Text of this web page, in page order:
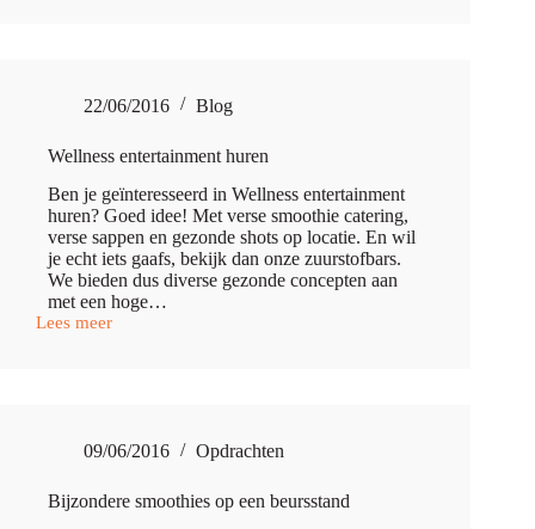
22/06/2016 Blog
Wellness entertainment huren
Ben je geïnteresseerd in Wellness entertainment
huren? Goed idee! Met verse smoothie catering,
verse sappen en gezonde shots op locatie. En wil
je echt iets gaafs, bekijk dan onze zuurstofbars.
We bieden dus diverse gezonde concepten aan
met een hoge…
Lees meer
Wellness
09/06/2016 Opdrachten
Bijzondere smoothies op een beursstand